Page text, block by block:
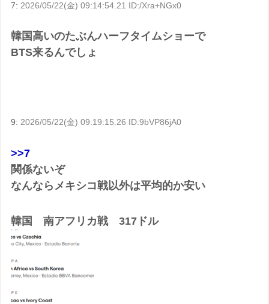
7: 2026/05/22(金) 09:14:54.21 ID:/Xra+NGx0
韓国高いのたぶんハーフタイムショーで
BTS来るんでしょ
9:2026/05/22(金) 09:19:15.26 ID:9bVP86jA0
>>7
関係ないぞ
なんならメキシコ戦以外は平均的か安い
韓国 南アフリカ戦 317ドル